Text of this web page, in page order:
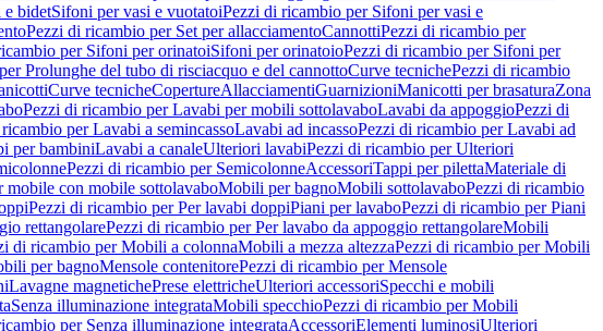
e bidetSifoni per vasi e vuotatoiPezzi di ricambio per Sifoni per vasi e
Pezzi di ricambio per Set per allacciamentoCannottiPezzi di ricambio per
per Sifoni per orinatoiSifoni per orinatoioPezzi di ricambio per Sifoni per
Prolunghe del tubo di risciacquo e del cannottoCurve tecnichePezzi di ricambio
Curve tecnicheCopertureAllacciamentiGuarnizioniManicotti per brasaturaZona
Pezzi di ricambio per Lavabi per mobili sottolavaboLavabi da appoggioPezzi di
per Lavabi a semincassoLavabi ad incassoPezzi di ricambio per Lavabi ad
per bambiniLavabi a canaleUlteriori lavabiPezzi di ricambio per Ulteriori
Pezzi di ricambio per SemicolonneAccessoriTappi per pilettaMateriale di
mobile con mobile sottolavaboMobili per bagnoMobili sottolavaboPezzi di ricambio
Pezzi di ricambio per Per lavabi doppiPiani per lavaboPezzi di ricambio per Piani
rettangolarePezzi di ricambio per Per lavabo da appoggio rettangolareMobili
di ricambio per Mobili a colonnaMobili a mezza altezzaPezzi di ricambio per Mobili
per bagnoMensole contenitorePezzi di ricambio per Mensole
Lavagne magnetichePrese elettricheUlteriori accessoriSpecchi e mobili
Senza illuminazione integrataMobili specchioPezzi di ricambio per Mobili
per Senza illuminazione integrataAccessoriElementi luminosiUlteriori